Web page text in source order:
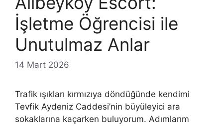
İşletme Öğrencisi ile
Unutulmaz Anlar
14 Mart 2026
Trafik ışıkları kırmızıya döndüğünde kendimi
Tevfik Aydeniz Caddesi’nin büyüleyici ara
sokaklarına kaçarken buluyorum. Adımlarım